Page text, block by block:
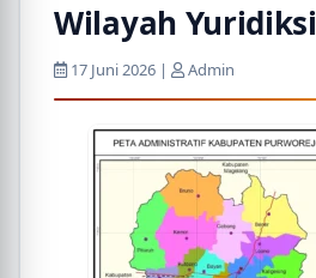
Wilayah Yuridiksi
17 Juni 2026 | Admin